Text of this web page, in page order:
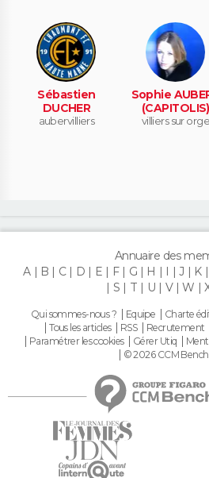
Sébastien
DUCHER
aubervilliers
Sophie
(CAPITOLIS)
villiers sur orge
Annuaire des
A
B C D E F G H I J K
S
T U V W
Qui sommes-nous ? Equipe Charte
Tous les articles
RSS Recrutement
Paramétrer les cookies
Gérer Utiq
© 2026 CCM